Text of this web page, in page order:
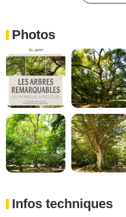
Photos
Infos techniques